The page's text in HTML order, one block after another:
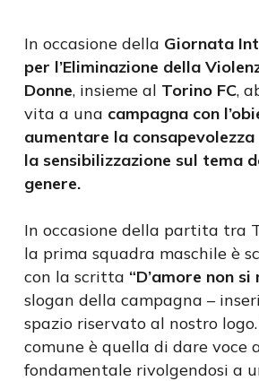
In occasione della Giornata
per l’Eliminazione della
Donne, insieme al Torino FC,
vita a una campagna con
aumentare la
la sensibilizzazione sul tema
genere.
In occasione della partita tra
la prima squadra maschile è
con la scritta “D’amore non si
slogan della campagna –
spazio riservato al nostro logo.
comune è quella di dare voce
fondamentale rivolgendosi a